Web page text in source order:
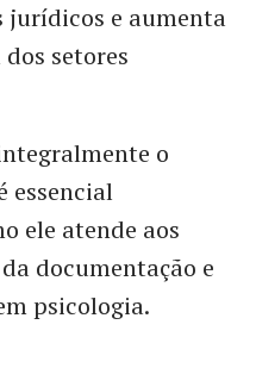
jurídicos e aumenta
setores
o
essencial
ele atende aos
documentação e
psicologia.